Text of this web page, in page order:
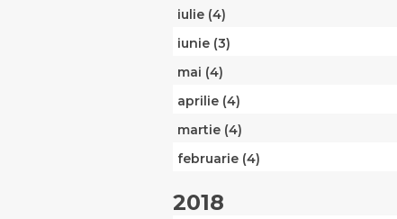
iulie (4)
iunie (3)
mai (4)
aprilie (4)
martie (4)
februarie (4)
2018